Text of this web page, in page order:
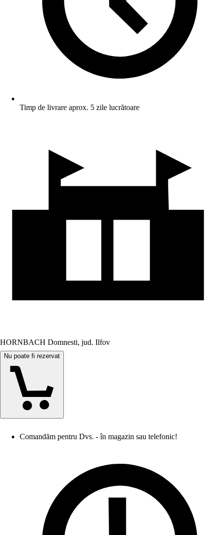
Timp de livrare aprox. 5 zile lucrătoare
HORNBACH Domnesti, jud. Ilfov
Nu poate fi rezervat
Comandăm pentru Dvs. - în magazin sau telefonic!